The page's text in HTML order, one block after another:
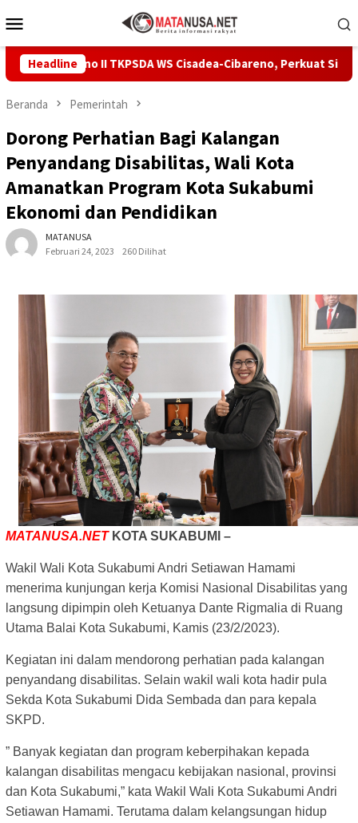
ke
Mobile
Headline
Pleno II TKPSDA WS Cisadea-Cibareno, Perkuat Sinergi PSDA
Beranda Pemerintah
Dorong Perhatian Bagi Kalangan
Penyandang Disabilitas, Wali Kota
Amanatkan Program Kota Sukabumi
Ekonomi dan Pendidikan
MATANUSA
Februari 24, 2023
260 Dilihat
MATANUSA.NETKOTA SUKABUMI –
Wakil Wali Kota Sukabumi Andri Setiawan Hamami
menerima kunjungan kerja Komisi Nasional Disabilitas yang
langsung dipimpin oleh Ketuanya Dante Rigmalia di Ruang
Utama Balai Kota Sukabumi, Kamis (23/2/2023).
Kegiatan ini dalam mendorong perhatian pada kalangan
penyandang disabilitas. Selain wakil wali kota hadir pula
Sekda Kota Sukabumi Dida Sembada dan para kepala
SKPD.
” Banyak kegiatan dan program keberpihakan kepada
kalangan disabilitas mengacu kebijakan nasional, provinsi
dan Kota Sukabumi,” kata Wakil Wali Kota Sukabumi Andri
Setiawan Hamami. Terutama dalam kelangsungan hidup